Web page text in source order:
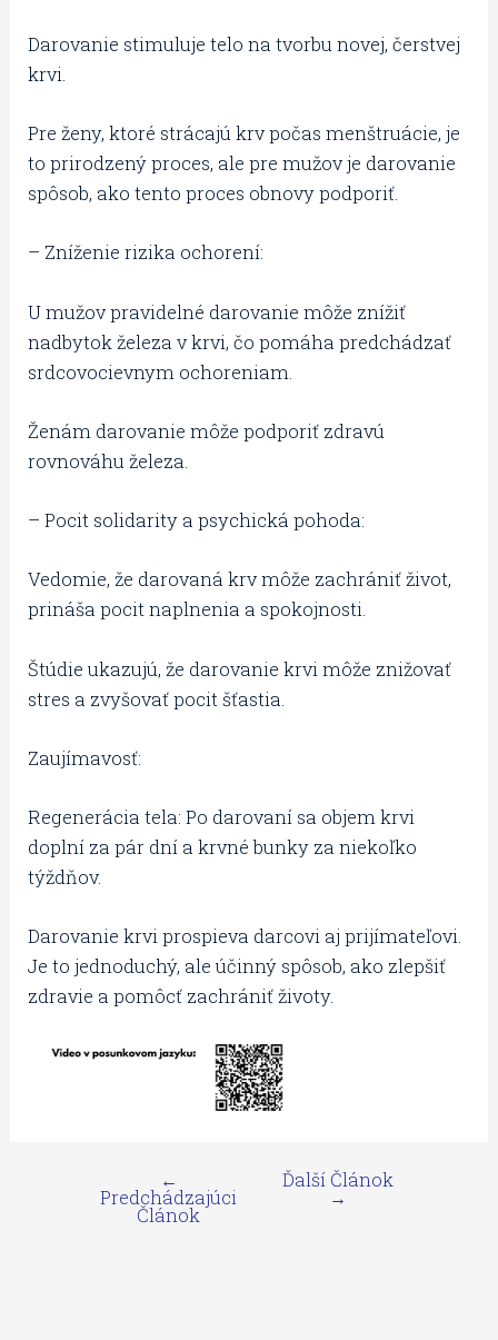
Darovanie stimuluje telo na tvorbu novej, čerstvej
krvi.
Pre ženy, ktoré strácajú krv počas menštruácie, je
to prirodzený proces, ale pre mužov je darovanie
spôsob, ako tento proces obnovy podporiť.
– Zníženie rizika ochorení:
U mužov pravidelné darovanie môže znížiť
nadbytok železa v krvi, čo pomáha predchádzať
srdcovocievnym ochoreniam.
Ženám darovanie môže podporiť zdravú
rovnováhu železa.
– Pocit solidarity a psychická pohoda:
Vedomie, že darovaná krv môže zachrániť život,
prináša pocit naplnenia a spokojnosti.
Štúdie ukazujú, že darovanie krvi môže znižovať
stres a zvyšovať pocit šťastia.
Zaujímavosť:
Regenerácia tela: Po darovaní sa objem krvi
doplní za pár dní a krvné bunky za niekoľko
týždňov.
Darovanie krvi prospieva darcovi aj prijímateľovi.
Je to jednoduchý, ale účinný spôsob, ako zlepšiť
zdravie a pomôcť zachrániť životy.
←
Predchádzajúci
Článok
Ďalší Článok
→